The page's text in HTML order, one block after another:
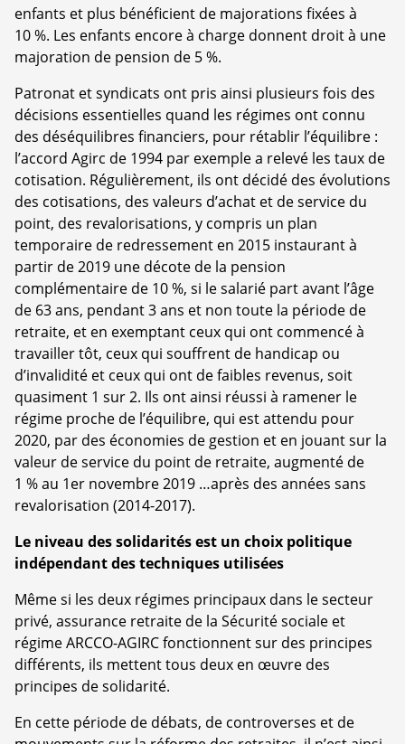
enfants et plus bénéficient de majorations fixées à
10 %. Les enfants encore à charge donnent droit à une
majoration de pension de 5 %.
Patronat et syndicats ont pris ainsi plusieurs fois des
décisions essentielles quand les régimes ont connu
des déséquilibres financiers, pour rétablir l’équilibre :
l’accord Agirc de 1994 par exemple a relevé les taux de
cotisation. Régulièrement, ils ont décidé des évolutions
des cotisations, des valeurs d’achat et de service du
point, des revalorisations, y compris un plan
temporaire de redressement en 2015 instaurant à
partir de 2019 une décote de la pension
complémentaire de 10 %, si le salarié part avant l’âge
de 63 ans, pendant 3 ans et non toute la période de
retraite, et en exemptant ceux qui ont commencé à
travailler tôt, ceux qui souffrent de handicap ou
d’invalidité et ceux qui ont de faibles revenus, soit
quasiment 1 sur 2. Ils ont ainsi réussi à ramener le
régime proche de l’équilibre, qui est attendu pour
2020, par des économies de gestion et en jouant sur la
valeur de service du point de retraite, augmenté de
1 % au 1er novembre 2019 …après des années sans
revalorisation (2014-2017).
Le niveau des solidarités est un choix politique
indépendant des techniques utilisées
Même si les deux régimes principaux dans le secteur
privé, assurance retraite de la Sécurité sociale et
régime ARCCO-AGIRC fonctionnent sur des principes
différents, ils mettent tous deux en œuvre des
principes de solidarité.
En cette période de débats, de controverses et de